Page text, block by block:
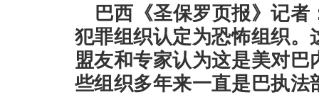
巴西《圣保罗页报》记
犯罪组织认定为恐怖组织
盟友和专家认为这是美对
些组织多年来一直是巴执